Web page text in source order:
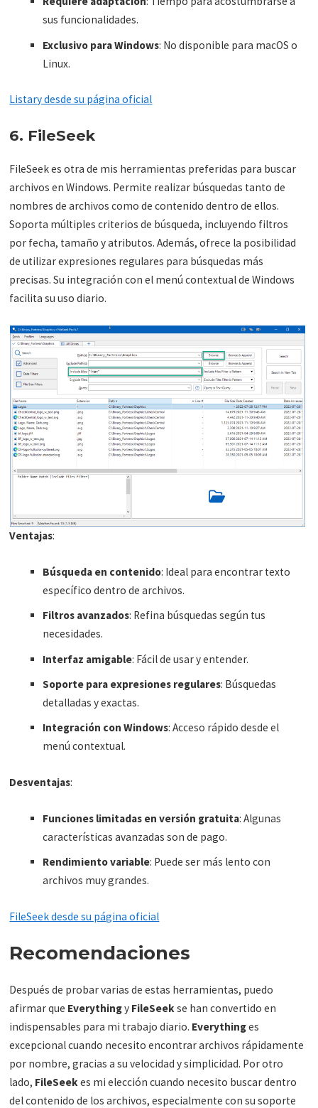
sus funcionalidades.
Exclusivo para Windows: No disponible para macOS o
Linux.
Listary desde su página oficial
6. FileSeek
FileSeek es otra de mis herramientas preferidas para buscar
archivos en Windows. Permite realizar búsquedas tanto de
nombres de archivos como de contenido dentro de ellos.
Soporta múltiples criterios de búsqueda, incluyendo filtros
por fecha, tamaño y atributos. Además, ofrece la posibilidad
de utilizar expresiones regulares para búsquedas más
precisas. Su integración con el menú contextual de Windows
facilita su uso diario.
Ventajas:
Búsqueda en contenido: Ideal para encontrar texto
específico dentro de archivos.
Filtros avanzados: Refina búsquedas según tus
necesidades.
Interfaz amigable: Fácil de usar y entender.
Soporte para expresiones regulares: Búsquedas
detalladas y exactas.
Integración con Windows: Acceso rápido desde el
menú contextual.
Desventajas:
Funciones limitadas en versión gratuita: Algunas
características avanzadas son de pago.
Rendimiento variable: Puede ser más lento con
archivos muy grandes.
FileSeek desde su página oficial
Recomendaciones
Después de probar varias de estas herramientas, puedo
afirmar que Everythingy FileSeek se han convertido en
indispensables para mi trabajo diario. Everythinges
excepcional cuando necesito encontrar archivos rápidamente
por nombre, gracias a su velocidad y simplicidad. Por otro
lado, FileSeek es mi elección cuando necesito buscar dentro
del contenido de los archivos, especialmente con su soporte